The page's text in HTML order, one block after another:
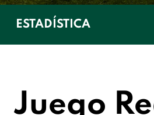
ESTADÍSTICA
Juego